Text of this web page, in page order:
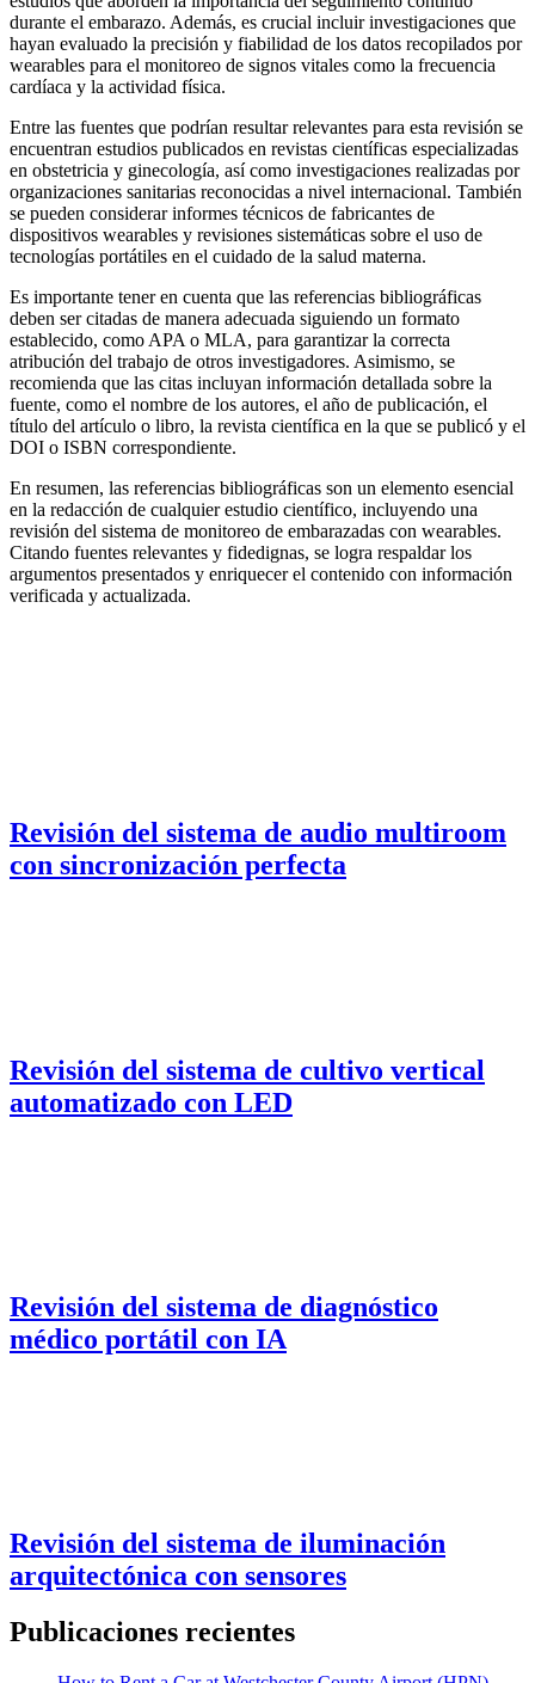
durante el embarazo. Además, es crucial incluir investigaciones que
hayan evaluado la precisión y fiabilidad de los datos recopilados por
wearables para el monitoreo de signos vitales como la frecuencia
cardíaca y la actividad física.
Entre las fuentes que podrían resultar relevantes para esta revisión se
encuentran estudios publicados en revistas científicas especializadas
en obstetricia y ginecología, así como investigaciones realizadas por
organizaciones sanitarias reconocidas a nivel internacional. También
se pueden considerar informes técnicos de fabricantes de
dispositivos wearables y revisiones sistemáticas sobre el uso de
tecnologías portátiles en el cuidado de la salud materna.
Es importante tener en cuenta que las referencias bibliográficas
deben ser citadas de manera adecuada siguiendo un formato
establecido, como APA o MLA, para garantizar la correcta
atribución del trabajo de otros investigadores. Asimismo, se
recomienda que las citas incluyan información detallada sobre la
fuente, como el nombre de los autores, el año de publicación, el
título del artículo o libro, la revista científica en la que se publicó y el
DOI o ISBN correspondiente.
En resumen, las referencias bibliográficas son un elemento esencial
en la redacción de cualquier estudio científico, incluyendo una
revisión del sistema de monitoreo de embarazadas con wearables.
Citando fuentes relevantes y fidedignas, se logra respaldar los
argumentos presentados y enriquecer el contenido con información
verificada y actualizada.
Revisión del sistema de audio multiroom
con sincronización perfecta
Revisión del sistema de cultivo vertical
automatizado con LED
Revisión del sistema de diagnóstico
médico portátil con IA
Revisión del sistema de iluminación
arquitectónica con sensores
Publicaciones recientes